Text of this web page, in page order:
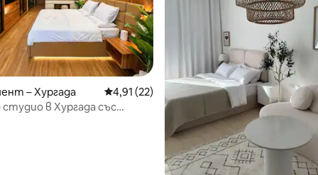
5, 27 отзива
– Хургада Средна оценка: 4,91 от 5, 22 отзива
4,91 (22)
студио в Хургада със